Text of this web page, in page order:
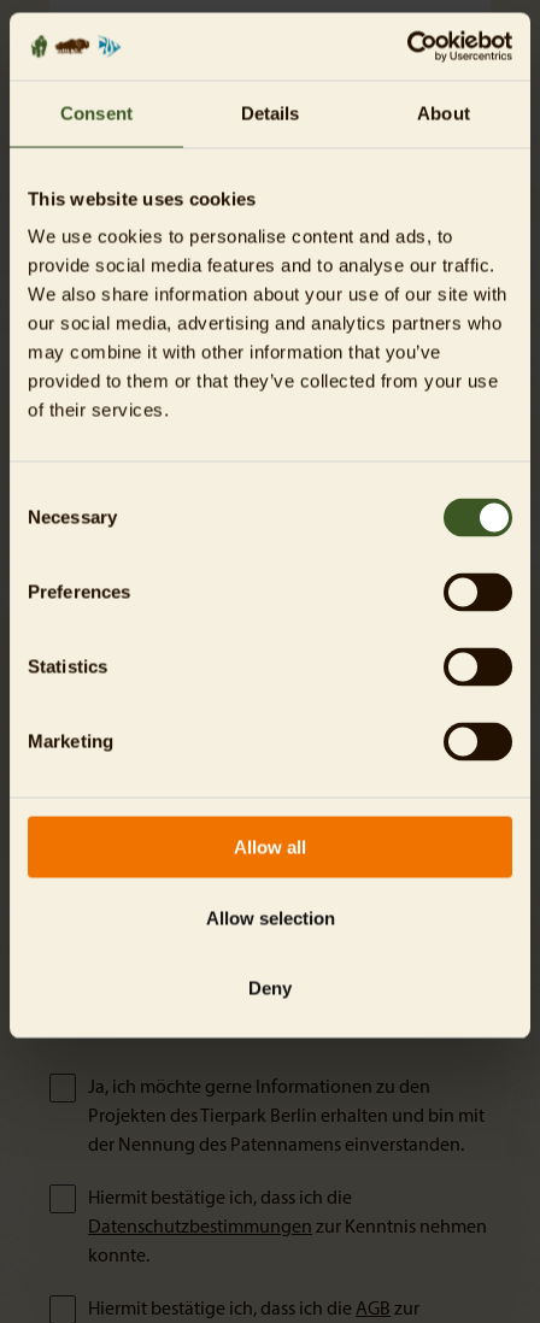
Consent Details About
This website uses cookies
We use cookies to personalise content and ads, to
provide social media features and to analyse our traffic.
We also share information about your use of our site with
our social media, advertising and analytics partners who
may combine it with other information that you’ve
provided to them or that they’ve collected from your use
of their services.
Selection
Necessary
Preferences
Statistics
Marketing
Allow all
Allow selection
Deny
Zahlungsweise
Für Kreditkartenzahlungen wählen Sie bitte PayPal
aus. Dies ist auch ohne PayPal-Konto möglich.
Für Spenden bis zu einer Höhe von 300 Euro benötigen
Bareinzahlungsbeleg oder die Buchungsbestätigung
Zuwendungsbescheinigung, die wir Ihnen im Frühjahr
Die Daten werden über eine verschlüsselte SSL (Secure-
Ja, ich möchte gerne Informationen zu den
Projekten des Tierpark Berlin erhalten und bin mit
der Nennung des Patennamens einverstanden.
Hiermit bestätige ich, dass ich die
Datenschutzbestimmungen zur Kenntnis nehmen
konnte.
Hiermit bestätige ich, dass ich dieAGB zur